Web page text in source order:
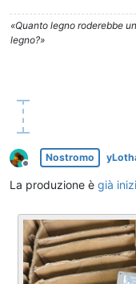
«Quanto legno roderebbe
legno?»
Non in linea
Nostromo
La produzione è già